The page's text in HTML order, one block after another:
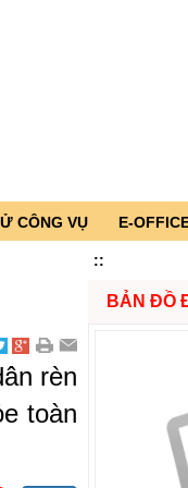
CÔNG VỤ E-
::
rèn
toàn
BẢN ĐỒ